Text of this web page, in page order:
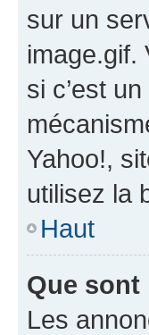
sur un
image.gif.
si c’est
Yahoo!,
utilisez la
Haut
Que sont
Les